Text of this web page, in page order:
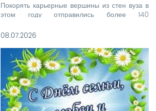
Покорять карьерные вершины из стен вуза в
этом году отправились более 140
специалистов, которым предстоит стать
великой страны.
08.07.2026